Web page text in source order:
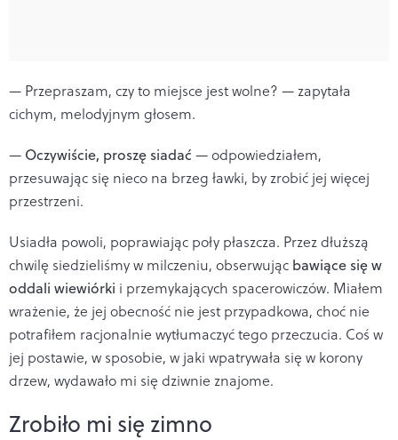
— Przepraszam, czy to miejsce jest wolne? — zapytała
cichym, melodyjnym głosem.
— Oczywiście, proszę siadać — odpowiedziałem,
przesuwając się nieco na brzeg ławki, by zrobić jej więcej
przestrzeni.
Usiadła powoli, poprawiając poły płaszcza. Przez dłuższą
chwilę siedzieliśmy w milczeniu, obserwując bawiące się w
oddali wiewiórki i przemykających spacerowiczów. Miałem
wrażenie, że jej obecność nie jest przypadkowa, choć nie
potrafiłem racjonalnie wytłumaczyć tego przeczucia. Coś w
jej postawie, w sposobie, w jaki wpatrywała się w korony
drzew, wydawało mi się dziwnie znajome.
Zrobiło mi się zimno